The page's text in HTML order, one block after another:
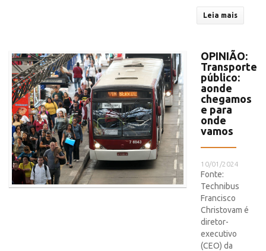
Leia mais
OPINIÃO:
Transporte
público:
aonde
chegamos
e para
onde
vamos
10/01/2024
Fonte:
Technibus
Francisco
Christovam é
diretor-
executivo
(CEO) da